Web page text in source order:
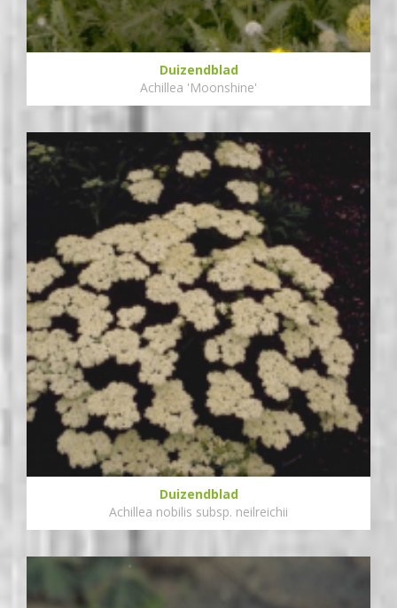
Duizendblad
Achillea 'Moonshine'
Duizendblad
Achillea nobilis subsp. neilreichii